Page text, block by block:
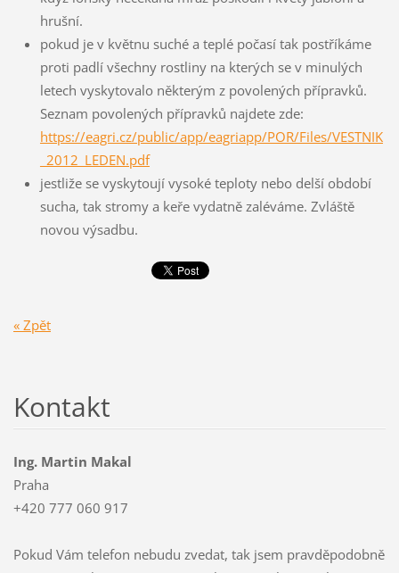
hrušní.
pokud je v květnu suché a teplé počasí tak postříkáme
proti padlí všechny rostliny na kterých se v minulých
letech vyskytovalo některým z povolených přípravků.
Seznam povolených přípravků najdete zde:
https://eagri.cz/public/app/eagriapp/POR/Files/VESTNIK
_2012_LEDEN.pdf
jestliže se vyskytoují vysoké teploty nebo delší období
sucha, tak stromy a keře vydatně zaléváme. Zvláště
novou výsadbu.
« Zpět
Kontakt
Ing. Martin Makal
Praha
+420 777 060 917
Pokud Vám telefon nebudu zvedat, tak jsem pravděpodobně